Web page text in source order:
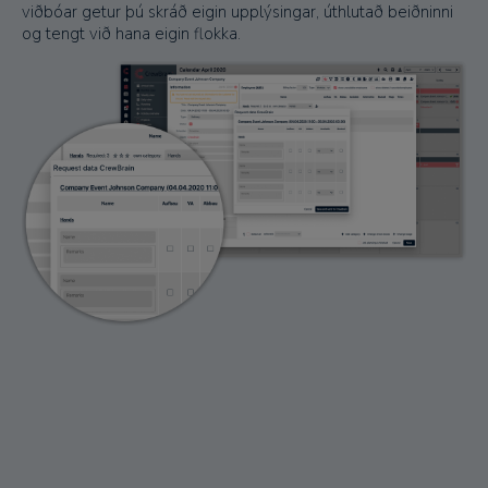
viðbóar getur þú skráð eigin upplýsingar, úthlutað beiðninni
og tengt við hana eigin flokka.